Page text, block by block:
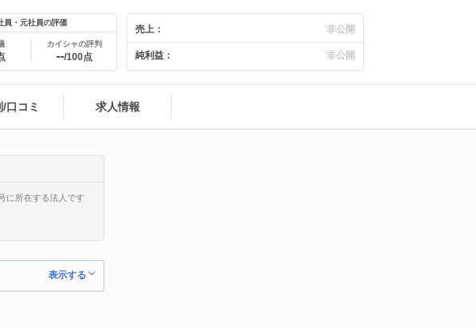
員・元社員の評価
カイシャの評判
--/100点
売上： 非公開
純利益： 非公開
口コミ 求人情報
に所在する法人です
表示する